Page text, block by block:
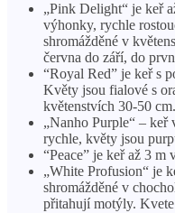
„Pink Delight“ je keř
výhonky, rychle
shromážděné v
června do září, do
“Royal Red” je keř s
Květy jsou fialové s
květenstvích 30-50
„Nanho Purple“ – keř
rychle, květy jsou
“Peace” je keř až 3
„White Profusion“ je
shromážděné v
přitahují motýly.